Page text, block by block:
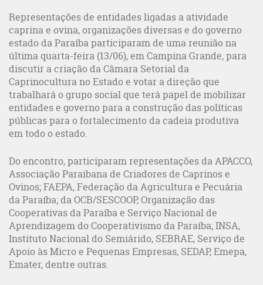
Representações de entidades ligadas a atividade
caprina e ovina, organizações diversas e do governo
estado da Paraíba participaram de uma reunião na
última quarta-feira (13/06), em Campina Grande, para
discutir a criação da Câmara Setorial da
Caprinocultura no Estado e votar a direção que
trabalhará o grupo social que terá papel de mobilizar
entidades e governo para a construção das políticas
públicas para o fortalecimento da cadeia produtiva
em todo o estado.
Do encontro, participaram representações da APACCO,
Associação Paraibana de Criadores de Caprinos e
Ovinos; FAEPA, Federação da Agricultura e Pecuária
da Paraíba; da OCB/SESCOOP, Organização das
Cooperativas da Paraíba e Serviço Nacional de
Aprendizagem do Cooperativismo da Paraíba; INSA,
Instituto Nacional do Semiárido, SEBRAE, Serviço de
Apoio às Micro e Pequenas Empresas, SEDAP, Emepa,
Emater, dentre outras.